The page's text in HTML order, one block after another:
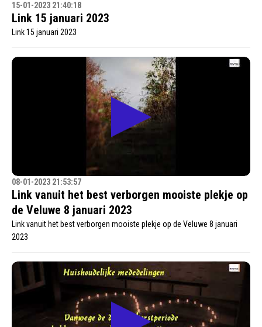
15-01-2023 21:40:18
Link 15 januari 2023
Link 15 januari 2023
08-01-2023 21:53:57
Link vanuit het best verborgen mooiste plekje op
de Veluwe 8 januari 2023
Link vanuit het best verborgen mooiste plekje op de Veluwe 8 januari
2023